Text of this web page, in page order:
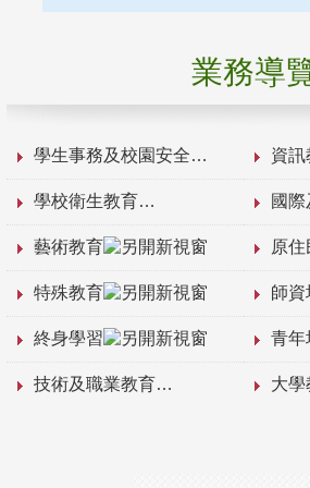
業務導
學生事務及校園安全 資訊
學校衛生教育 國
藝術教育 原
特殊教育 師資
終身學習 青年
技術及職業教育 大學